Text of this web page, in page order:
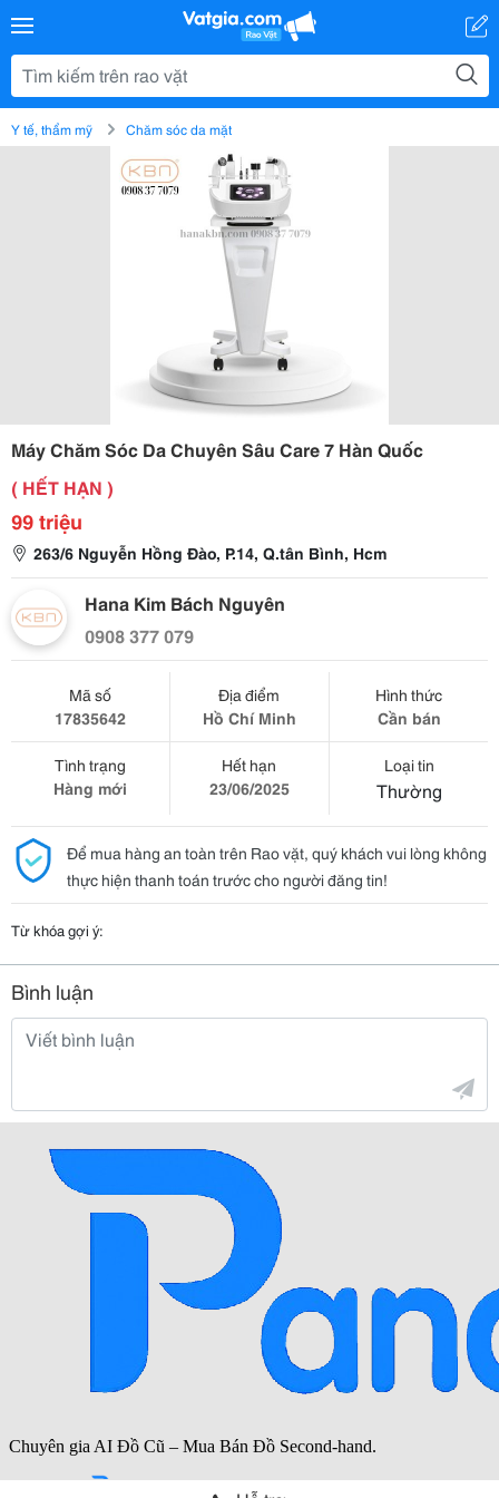
Y tế, thẩm mỹ Chăm sóc da mặt
Máy Chăm Sóc Da Chuyên Sâu Care 7 Hàn Quốc
( HẾT HẠN )
99 triệu
263/6 Nguyễn Hồng Đào, P.14, Q.tân Bình, Hcm
Hana Kim Bách Nguyên
0908 377 079
Mã số
17835642
Địa điểm
Hồ Chí Minh
Hình thức
Cần bán
Tình trạng
Hàng mới
Hết hạn
23/06/2025
Loại tin
Thường
Để mua hàng an toàn trên Rao vặt, quý khách vui lòng không
thực hiện thanh toán trước cho người đăng tin!
Từ khóa gợi ý:
Bình luận